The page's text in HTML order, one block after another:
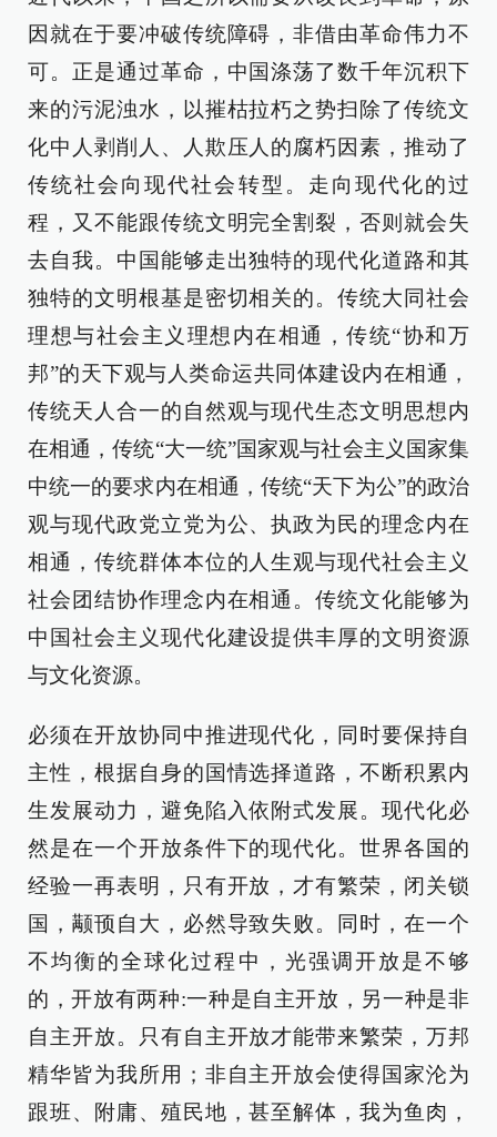
因就在于要冲破传统障碍，非借由革命伟力不
可。正是通过革命，中国涤荡了数千年沉积下
来的污泥浊水，以摧枯拉朽之势扫除了传统文
化中人剥削人、人欺压人的腐朽因素，推动了
传统社会向现代社会转型。走向现代化的过
程，又不能跟传统文明完全割裂，否则就会失
去自我。中国能够走出独特的现代化道路和其
独特的文明根基是密切相关的。传统大同社会
理想与社会主义理想内在相通，传统“协和万
邦”的天下观与人类命运共同体建设内在相通，
传统天人合一的自然观与现代生态文明思想内
在相通，传统“大一统”国家观与社会主义国家集
中统一的要求内在相通，传统“天下为公”的政治
观与现代政党立党为公、执政为民的理念内在
相通，传统群体本位的人生观与现代社会主义
社会团结协作理念内在相通。传统文化能够为
中国社会主义现代化建设提供丰厚的文明资源
与文化资源。
必须在开放协同中推进现代化，同时要保持自
主性，根据自身的国情选择道路，不断积累内
生发展动力，避免陷入依附式发展。现代化必
然是在一个开放条件下的现代化。世界各国的
经验一再表明，只有开放，才有繁荣，闭关锁
国，颟顸自大，必然导致失败。同时，在一个
不均衡的全球化过程中，光强调开放是不够
的，开放有两种:一种是自主开放，另一种是非
自主开放。只有自主开放才能带来繁荣，万邦
精华皆为我所用；非自主开放会使得国家沦为
跟班、附庸、殖民地，甚至解体，我为鱼肉，